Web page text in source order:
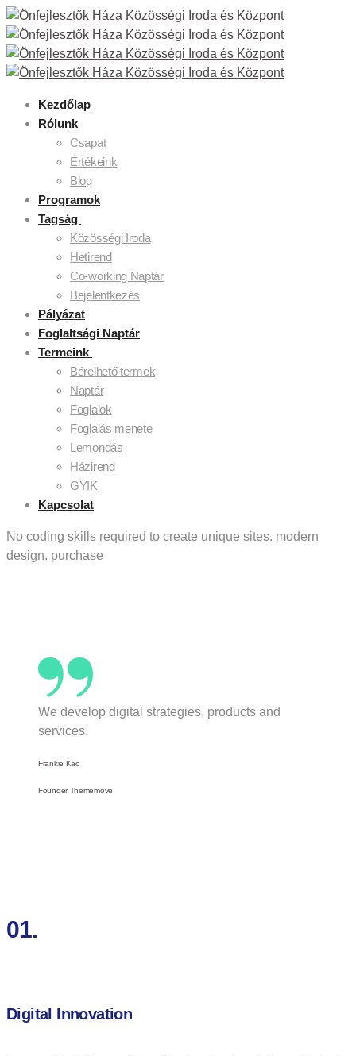
Kezdőlap
Rólunk
Csapat
Értékeink
Blog
Programok
Tagság
Közösségi Iroda
Hetirend
Co-working Naptár
Bejelentkezés
Pályázat
Foglaltsági Naptár
Termeink
Bérelhető termek
Naptár
Foglalok
Foglalás menete
Lemondás
Házirend
GYIK
Kapcsolat
No coding skills required to create unique sites. modern
design. purchase
We develop digital strategies, products and
services.
Frankie Kao
Founder Thememove
01.
Digital Innovation